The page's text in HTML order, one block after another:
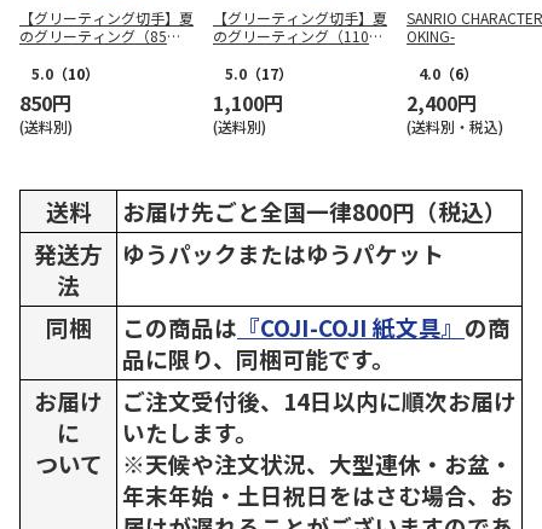
【グリーティング切手】夏
のグリーティング（85
5.0 （10）
850円
(送料別)
【グリーティング切手】夏
のグリーティング（110
5.0 （17）
1,100円
(送料別)
SANRIO
OKING-
4.0 （6）
2,400円
(送料別・税込)
送料
お届け先ごと全国一律800円（税込）
発送方
法
ゆうパックまたはゆうパケット
同梱 この商品は 『COJI-COJI 紙文具』 の商
品に限り、同梱可能です。
お届け
に
ついて
ご注文受付後、14日以内に順次お届け
いたします。
※天候や注文状況、大型連休・お盆・
年末年始・土日祝日をはさむ場合、お